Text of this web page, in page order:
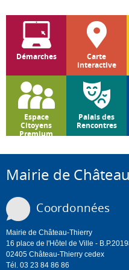
Démarches
Carte
interactive
Espace
Citoyens
Premium
Palais des
Rencontres
Mairie de
Coordonnées
Mairie de Château-Thierry
16 place de l'Hôtel de Ville -
02405 Château-Thierry cedex
Tél. 03 23 84 86 86